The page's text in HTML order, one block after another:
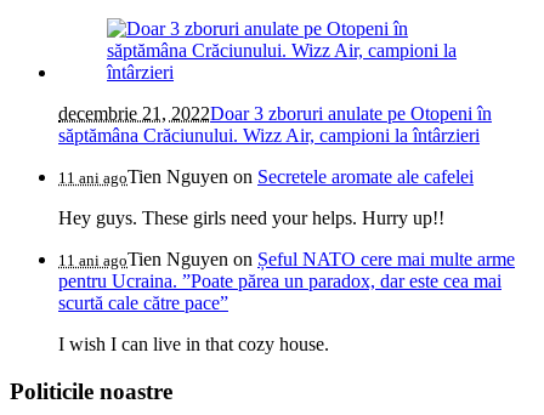
decembrie 21, 2022Doar 3 zboruri anulate pe Otopeni în
săptămâna Crăciunului. Wizz Air, campioni la întârzieri
11 ani agoTien Nguyen on Secretele aromate ale cafelei
Hey guys. These girls need your helps. Hurry up!!
11 ani agoTien Nguyen on Șeful NATO cere mai multe arme
pentru Ucraina. ”Poate părea un paradox, dar este cea mai
scurtă cale către pace”
I wish I can live in that cozy house.
Politicile noastre